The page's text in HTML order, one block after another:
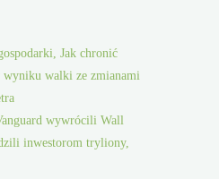
Jak chronić
walki ze zmianami
wywrócili Wall
inwestorom tryliony,